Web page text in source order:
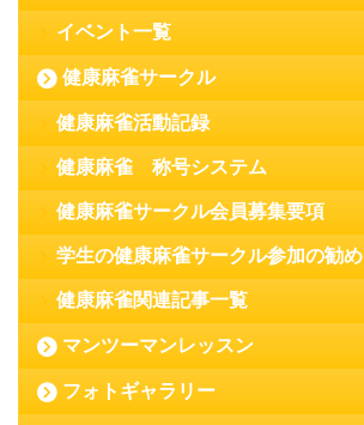
イベント一覧
健康麻雀サークル
健康麻雀活動記録
健康麻雀 称号システム
健康麻雀サークル会員募集要項
学生の健康麻雀サークル参加の勧め
健康麻雀関連記事一覧
マンツーマンレッスン
フォトギャラリー